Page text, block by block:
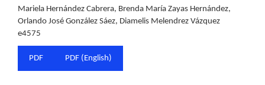
Mariela Hernández Cabrera, Brenda María Zayas Hernández,
Orlando José González Sáez, Diamelis Melendrez Vázquez
e4575
PDF PDF (English)